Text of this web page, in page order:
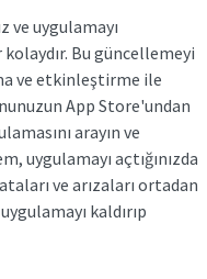
ve uygulamayı
Bu güncellemeyi
ve etkinleştirme ile
App Store'undan
arayın ve
uygulamayı açtığınızda
ve arızaları ortadan
kaldırıp